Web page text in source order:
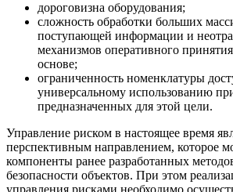
дороговизна оборудования;
сложность обработки больших
поступающей информации и
механизмов оперативного
основе;
ограниченность номенклатуры
универсальному использованию
предназначенных для этой цели.
Управление риском в настоящее время
перспективным направлением, которое
компоненты ранее разработанных
безопасности объектов. При этом